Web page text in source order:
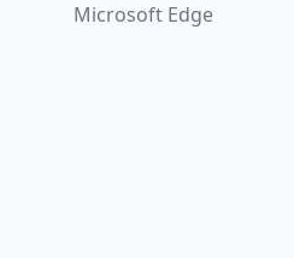
Microsoft Edge